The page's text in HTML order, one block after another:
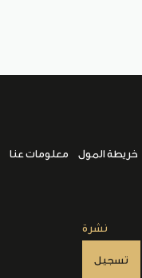
معلومات عنا خريطة المول
نشرة
تسجيل